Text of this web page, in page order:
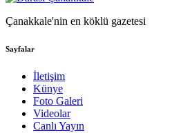
Çanakkale'nin en köklü gazetesi
Sayfalar
İletişim
Künye
Foto Galeri
Videolar
Canlı Yayın